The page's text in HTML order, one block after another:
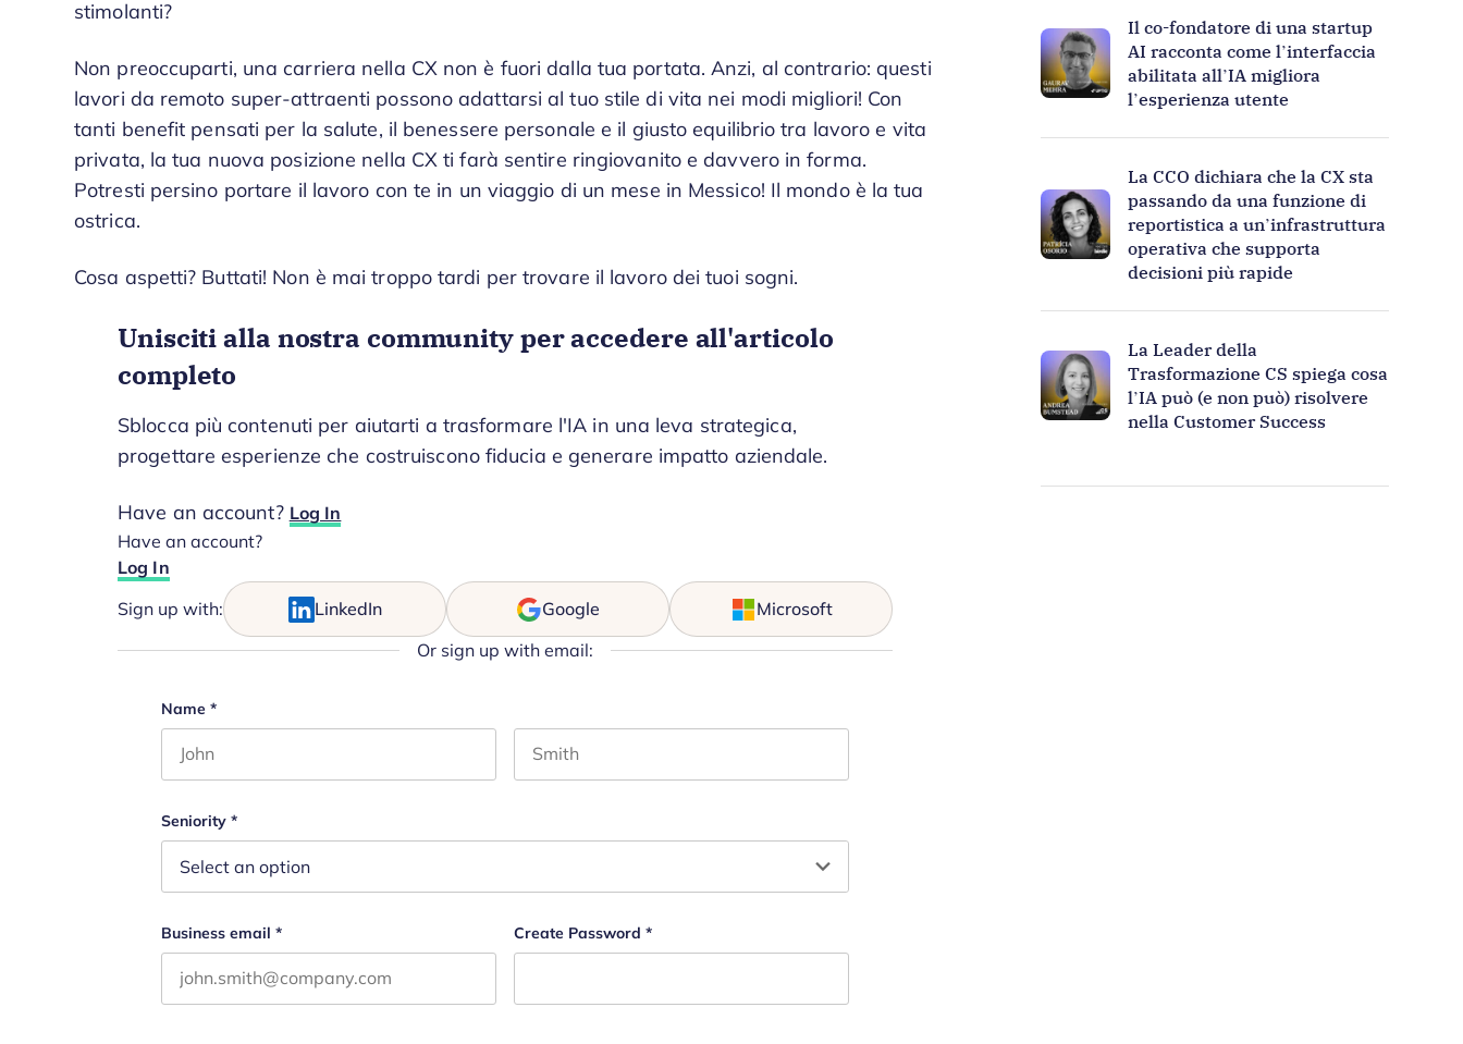
stimolanti?
Non preoccuparti, una carriera nella CX non è fuori dalla tua portata. Anzi, al contrario: questi
lavori da remoto super-attraenti possono adattarsi al tuo stile di vita nei modi migliori! Con
tanti benefit pensati per la salute, il benessere personale e il giusto equilibrio tra lavoro e vita
privata, la tua nuova posizione nella CX ti farà sentire ringiovanito e davvero in forma.
Potresti persino portare il lavoro con te in un viaggio di un mese in Messico! Il mondo è la tua
ostrica.
Cosa aspetti? Buttati! Non è mai troppo tardi per trovare il lavoro dei tuoi sogni.
Unisciti alla nostra community per accedere all'articolo
completo
Sblocca più contenuti per aiutarti a trasformare l'IA in una leva strategica,
progettare esperienze che costruiscono fiducia e generare impatto aziendale.
Have an account? Log In
Have an account?
Log In
Sign up with: LinkedIn Google Microsoft
Or sign up with email:
Comments
Name *
Seniority *
Business email * Create Password *
Il co-fondatore di una startup
AI racconta come l’interfaccia
abilitata all’IA migliora
l’esperienza utente
La CCO dichiara che la CX sta
passando da una funzione di
reportistica a un’infrastruttura
operativa che supporta
decisioni più rapide
La Leader della
Trasformazione CS spiega cosa
l’IA può (e non può) risolvere
nella Customer Success